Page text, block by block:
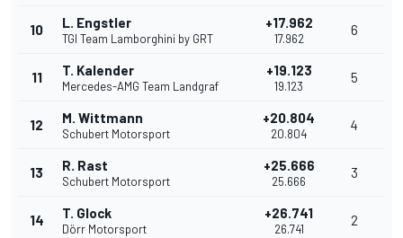
10 L. Engstler
TGI Team Lamborghini by GRT
+17.962
17.962
6
11 T. Kalender
Mercedes-AMG Team Landgraf
+19.123
19.123
5
12 M. Wittmann
Schubert Motorsport
+20.804
20.804
4
13 R. Rast
Schubert Motorsport
+25.666
25.666
3
14 T. Glock
Dörr Motorsport
+26.741
26.741
2